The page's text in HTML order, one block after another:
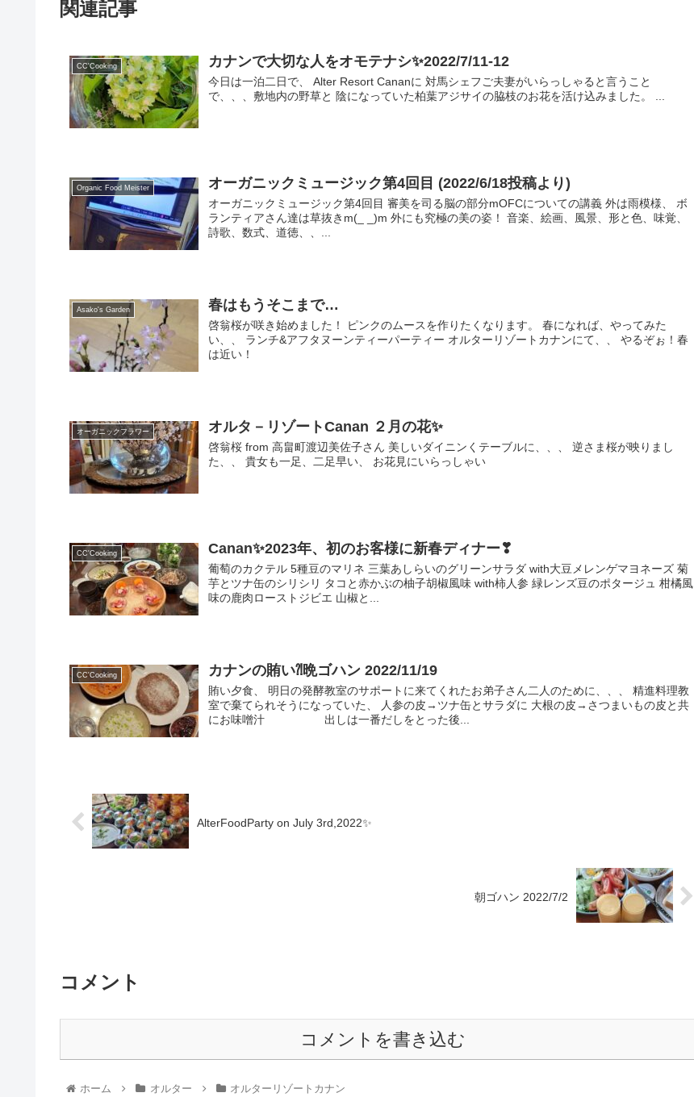
関連記事
CC'Cooking カナンで大切な人をオモテナシ✨2022/7/11-12
今日は一泊二日で、 Alter Resort Cananに 対馬シェフご夫妻がいらっしゃると言うこと
で、、、敷地内の野草と 陰になっていた柏葉アジサイの脇枝のお花を活け込みました。 ...
Organic Food Meister オーガニックミュージック第4回目 (2022/6/18投稿より)
オーガニックミュージック第4回目 審美を司る脳の部分mOFCについての講義 外は雨模様、 ボ
ランティアさん達は草抜きm(_ _)m 外にも究極の美の姿！ 音楽、絵画、風景、形と色、味覚、
詩歌、数式、道徳、、...
Asako's Garden 春はもうそこまで…
啓翁桜が咲き始めました！ ピンクのムースを作りたくなります。 春になれば、やってみた
い、、 ランチ&アフタヌーンティーパーティー オルターリゾートカナンにて、、 やるぞぉ！春
は近い！
オーガニックフラワー オルタ－リゾートCanan ２月の花✨
啓翁桜 from 高畠町渡辺美佐子さん 美しいダイニンくテーブルに、、、 逆さま桜が映りまし
た、、 貴女も一足、二足早い、 お花見にいらっしゃい
CC'Cooking Canan✨2023年、初のお客様に新春ディナー❣
葡萄のカクテル 5種豆のマリネ 三葉あしらいのグリーンサラダ with大豆メレンゲマヨネーズ 菊
芋とツナ缶のシリシリ タコと赤かぶの柚子胡椒風味 with柿人参 緑レンズ豆のポタージュ 柑橘風
味の鹿肉ローストジビエ 山椒と...
CC'Cooking カナンの賄い⁈晩ゴハン 2022/11/19
賄い夕食、 明日の発酵教室のサポートに来てくれたお弟子さん二人のために、、、 精進料理教
室で棄てられそうになっていた、 人参の皮→ツナ缶とサラダに 大根の皮→さつまいもの皮と共
にお味噌汁 出しは一番だしをとった後...
AlterFoodParty on July 3rd,2022✨
朝ゴハン 2022/7/2
コメント
コメントを書き込む
ホーム オルター オルターリゾートカナン